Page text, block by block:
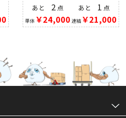
あと 2 点
単体 ￥24,000
あと 1 点
連結￥21,000